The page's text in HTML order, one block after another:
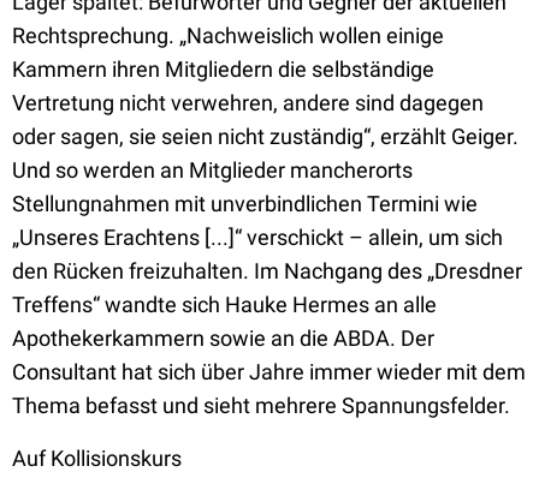
Rechtsprechung. „Nachweislich wollen einige
Kammern ihren Mitgliedern die selbständige
Vertretung nicht verwehren, andere sind dagegen
oder sagen, sie seien nicht zuständig“, erzählt Geiger.
Und so werden an Mitglieder mancherorts
Stellungnahmen mit unverbindlichen Termini wie
„Unseres Erachtens [...]“ verschickt – allein, um sich
den Rücken freizuhalten. Im Nachgang des „Dresdner
Treffens“ wandte sich Hauke Hermes an alle
Apothekerkammern sowie an die ABDA. Der
Consultant hat sich über Jahre immer wieder mit dem
Thema befasst und sieht mehrere Spannungsfelder.
Auf Kollisionskurs